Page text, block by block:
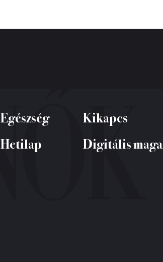
Egészség
Kikapcs
Hetilap Digitális